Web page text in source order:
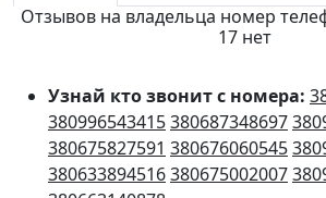
Отзывов на владельца номер
17 нет
Узнай кто звонит с номера:
380996543415380687348697
380675827591 380676060545
380633894516380675002007